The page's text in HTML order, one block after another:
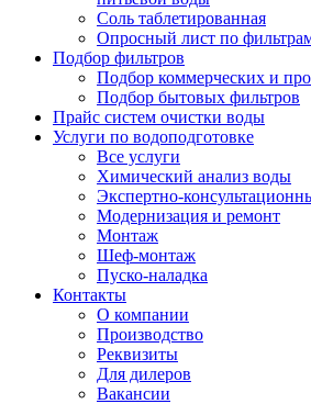
Соль таблетированная
Опросный лист по
Подбор фильтров
Подбор коммерческих и
Подбор бытовых фильтров
Прайс систем очистки воды
Услуги по водоподготовке
Все услуги
Химический анализ воды
Экспертно-
Модернизация и ремонт
Монтаж
Шеф-монтаж
Пуско-наладка
Контакты
О компании
Производство
Реквизиты
Для дилеров
Вакансии